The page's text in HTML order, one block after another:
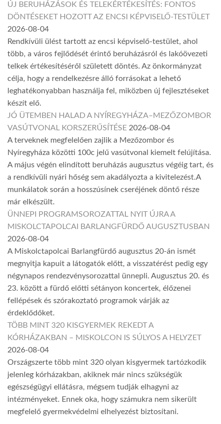
ÚJ BERUHÁZÁSOK ÉS TELEKÉRTÉKESÍTÉS: FONTOS
DÖNTÉSEKET HOZOTT AZ ENCSI KÉPVISELŐ-TESTÜLET
2026-08-04
Rendkívüli ülést tartott az encsi képviselő-testület, ahol
több, a város fejlődését érintő beruházásról és lakóövezeti
telkek értékesítéséről született döntés. Az önkormányzat
célja, hogy a rendelkezésre álló forrásokat a lehető
leghatékonyabban használja fel, miközben új fejlesztéseket
készít elő.
JÓ ÜTEMBEN HALAD A NYÍREGYHÁZA–MEZŐZOMBOR
VASÚTVONAL KORSZERŰSÍTÉSE 2026-08-04
A terveknek megfelelően zajlik a Mezőzombor és
Nyíregyháza közötti 100c jelű vasútvonal kiemelt felújítása.
A május végén elindított beruházás augusztus végéig tart, és
a rendkívüli nyári hőség sem akadályozta a kivitelezést.A
munkálatok során a hosszúsínek cseréjének döntő része
már elkészült.
ÜNNEPI PROGRAMSOROZATTAL NYIT ÚJRA A
MISKOLCTAPOLCAI BARLANGFÜRDŐ AUGUSZTUSBAN
2026-08-04
A Miskolctapolcai Barlangfürdő augusztus 20-án ismét
megnyitja kapuit a látogatók előtt, a visszatérést pedig egy
négynapos rendezvénysorozattal ünnepli. Augusztus 20. és
23. között a fürdő előtti sétányon koncertek, élőzenei
fellépések és szórakoztató programok várják az
érdeklődőket.
TÖBB MINT 320 KISGYERMEK REKEDT A
KÓRHÁZAKBAN – MISKOLCON IS SÚLYOS A HELYZET
2026-08-04
Országszerte több mint 320 olyan kisgyermek tartózkodik
jelenleg kórházakban, akiknek már nincs szükségük
egészségügyi ellátásra, mégsem tudják elhagyni az
intézményeket. Ennek oka, hogy számukra nem sikerült
megfelelő gyermekvédelmi elhelyezést biztosítani.